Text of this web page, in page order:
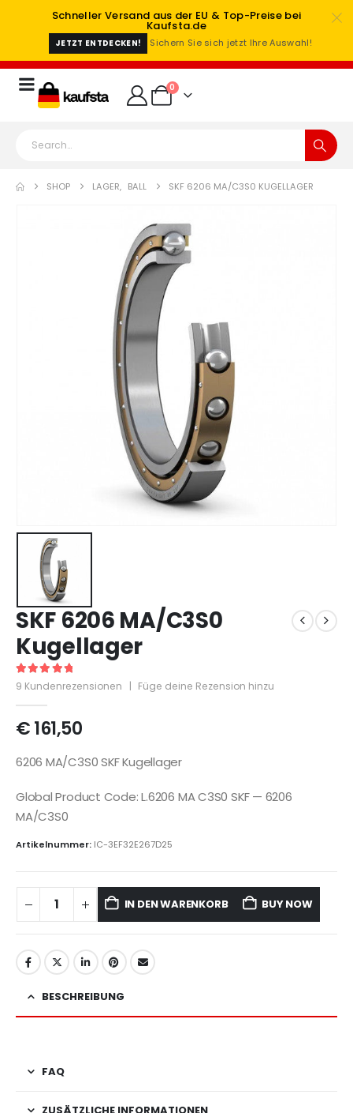
Schneller Versand aus der EU & Top-Preise bei
Kaufsta.de
JETZT ENTDECKEN! Sichern Sie sich jetzt Ihre Auswahl!
0
SHOP LAGER, BALL SKF 6206 MA/C3S0 KUGELLAGER
SKF 6206 MA/C3S0
Kugellager
5 out of 5
9 Kundenrezensionen | Füge deine Rezension hinzu
€161,50
6206 MA/C3S0 SKF Kugellager
Global Product Code: L.6206 MA C3S0 SKF — 6206
MA/C3S0
Artikelnummer: IC-3EF32E267D25
IN DEN WARENKORB BUY NOW
BESCHREIBUNG
FAQ